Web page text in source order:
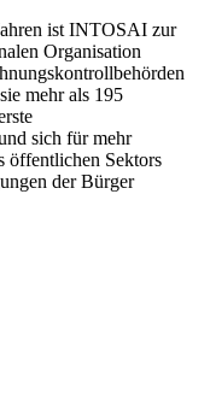
ist INTOSAI zur
Organisation
mehr als 195
sich für mehr
öffentlichen Sektors
der Bürger